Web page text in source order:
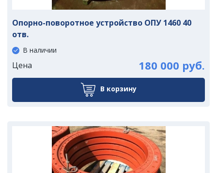
Опорно-поворотное устройство ОПУ 1460 40
отв.
В наличии
Цена 180 000 руб.
В корзину